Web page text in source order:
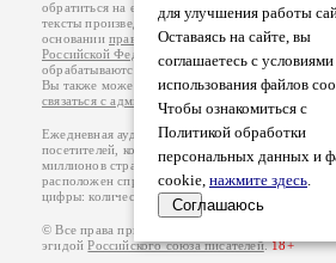
для улучшения работы
Оставаясь на сайте, вы
соглашаетесь с условиями
использования файлов
Чтобы ознакомиться с
Политикой обработки
персональных данных и
cookie, нажмите здесь.
Соглашаюсь
обратиться на его авторской странице.
тексты произведений авторы несут
основанииправил публикацииизаконодательства
Российской Федерации
обрабатываются на основанииПолитики
Вы также можете посмотреть более подробную
связаться с администрацией
Ежедневная аудитория портала Стихи.ру –
посетителей, которые в общей сумме
миллионов страниц по данным счетчика
расположен справа от этого текста. В каждой
цифры: количество просмотров и количество
© Все права принадлежат авторам, 2000-2026.
эгидойРоссийского союза писателей.18+